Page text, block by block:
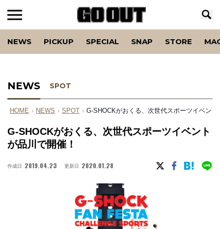
NEWS PICKUP SPECIAL SNAP STORE
NEWS SPOT
HOME › NEWS › SPOT › G-SHOCKがおくる、次世代スポーツイベン
G-SHOCKがおくる、次世代スポーツイベント
が品川で開催！
作成日 2019.04.23 更新日 2020.01.28